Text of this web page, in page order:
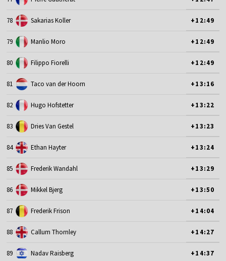
78 Sakarias Koller +12:49
79 Manlio Moro +12:49
80 Filippo Fiorelli +12:49
81 Taco van der Hoorn +13:16
82 Hugo Hofstetter +13:22
83 Dries Van Gestel +13:23
84 Ethan Hayter +13:24
85 Frederik Wandahl +13:29
86 Mikkel Bjerg +13:50
87 Frederik Frison +14:04
88 Callum Thornley +14:27
89 Nadav Raisberg +14:37